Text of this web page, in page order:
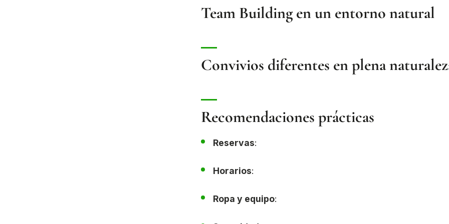
Team Building en un entorno natural
Convivios diferentes en plena
Recomendaciones prácticas
Reservas:
Horarios:
Ropa y equipo: